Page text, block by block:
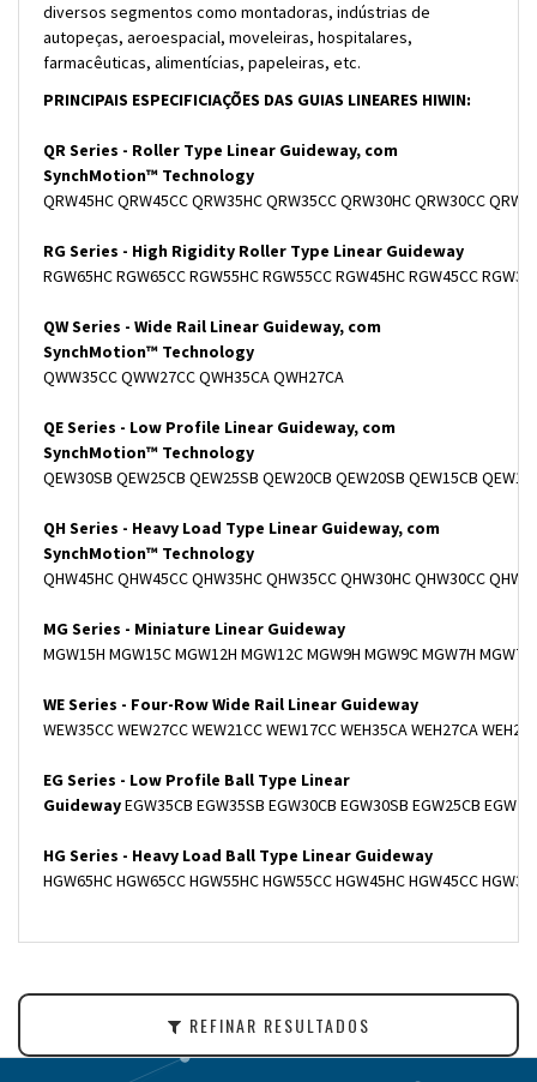
diversos segmentos como montadoras, indústrias de
autopeças, aeroespacial, moveleiras, hospitalares,
farmacêuticas, alimentícias, papeleiras, etc.
PRINCIPAIS ESPECIFICIAÇÕES DAS GUIAS LINEARES HIWIN:
QR Series - Roller Type Linear Guideway, com
SynchMotion™ Technology
QRW45HC QRW45CC QRW35HC QRW35CC QRW30HC QRW30CC
RG Series - High Rigidity Roller Type Linear Guideway
RGW65HC RGW65CC RGW55HC RGW55CC RGW45HC RGW45CC
QW Series - Wide Rail Linear Guideway, com
SynchMotion™ Technology
QWW35CC QWW27CC QWH35CA QWH27CA
QE Series - Low Profile Linear Guideway, com
SynchMotion™ Technology
QEW30SB QEW25CB QEW25SB QEW20CB QEW20SB QEW15CB
QH Series - Heavy Load Type Linear Guideway, com
SynchMotion™ Technology
QHW45HC QHW45CC QHW35HC QHW35CC QHW30HC QHW30CC
MG Series - Miniature Linear Guideway
MGW15H MGW15C MGW12H MGW12C MGW9H MGW9C MGW7H
WE Series - Four-Row Wide Rail Linear Guideway
WEW35CC WEW27CC WEW21CC WEW17CC WEH35CA WEH27CA
EG Series - Low Profile Ball Type Linear
GuidewayEGW35CB EGW35SB EGW30CB EGW30SB EGW25CB
HG Series - Heavy Load Ball Type Linear Guideway
HGW65HC HGW65CC HGW55HC HGW55CC HGW45HC HGW45CC
REFINAR RESULTADOS